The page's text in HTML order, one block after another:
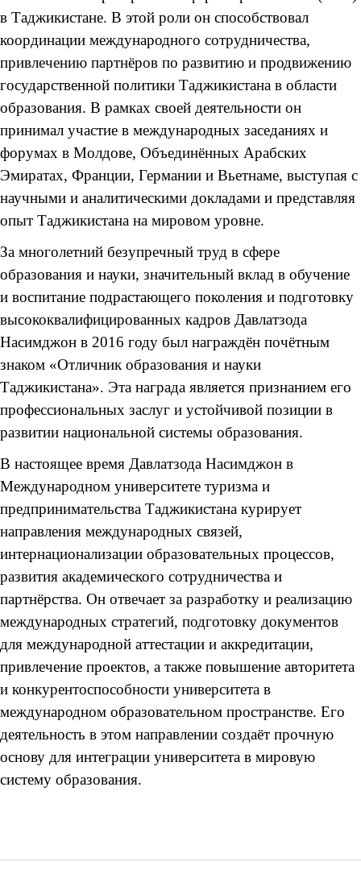
в Таджикистане. В этой роли он способствовал
координации международного сотрудничества,
привлечению партнёров по развитию и продвижению
государственной политики Таджикистана в области
образования. В рамках своей деятельности он
принимал участие в международных заседаниях и
форумах в Молдове, Объединённых Арабских
Эмиратах, Франции, Германии и Вьетнаме, выступая с
научными и аналитическими докладами и представляя
опыт Таджикистана на мировом уровне.
За многолетний безупречный труд в сфере
образования и науки, значительный вклад в обучение
и воспитание подрастающего поколения и подготовку
высококвалифицированных кадров Давлатзода
Насимджон в 2016 году был награждён почётным
знаком «Отличник образования и науки
Таджикистана». Эта награда является признанием его
профессиональных заслуг и устойчивой позиции в
развитии национальной системы образования.
В настоящее время Давлатзода Насимджон в
Международном университете туризма и
предпринимательства Таджикистана курирует
направления международных связей,
интернационализации образовательных процессов,
развития академического сотрудничества и
партнёрства. Он отвечает за разработку и реализацию
международных стратегий, подготовку документов
для международной аттестации и аккредитации,
привлечение проектов, а также повышение авторитета
и конкурентоспособности университета в
международном образовательном пространстве. Его
деятельность в этом направлении создаёт прочную
основу для интеграции университета в мировую
систему образования.